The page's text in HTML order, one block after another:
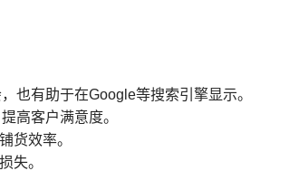
也有助于在Google等搜索引擎显示。
高客户满意度。
货效率。
失。